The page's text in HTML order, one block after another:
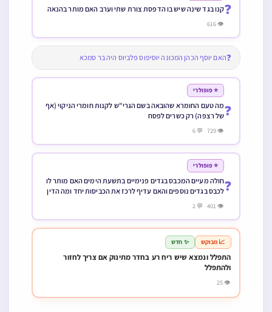
❓קנו בגד שינה שיש בו הדפסת צורת שתי וערב האם מותר בהנאה
👁 616
❓האם יוסף הכהן המכונה יוסיפוס פלביוס היה בר סמכא
❓
⭐ פופולרי
מה טעם החומרא שהובאה בשם הגרי"ש לקנות חומרי הניקוי (אף
של רצפה) רק כשרים לפסח
👁 729 💬 6
❓
⭐ פופולרי
חולה מעיים המכבס בגדים פנימיים בתשעת הימים האם מותר לו
לכבס בגדים נוספים והאם עדיף לרכז את הכביסות יחד ומה הדין
כשיכול לכבס לפני שבוע שחל בו האם צריך להקפיד בזה👁 401 💬 2
📈 מבוקש ✨ חדש
התפלל ונמצא שיש ריח רע בחדר מתינוק אם צריך לחזור
ולהתפלל
👁 25